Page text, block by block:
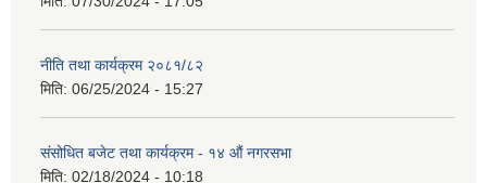
नीति तथा कार्यक्रम २०८१/८२
मिति: 06/25/2024 - 15:27
संसोधित बजेट तथा कार्यक्रम - १४ औं नगरसभा
मिति: 02/18/2024 - 10:18